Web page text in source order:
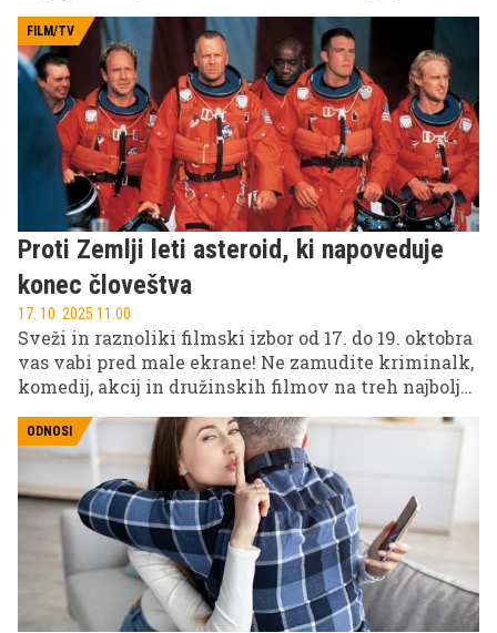
FILM/TV
Proti Zemlji leti asteroid, ki napoveduje
konec človeštva
17. 10. 2025 11.00
Sveži in raznoliki filmski izbor od 17. do 19. oktobra
vas vabi pred male ekrane! Ne zamudite kriminalk,
komedij, akcij in družinskih filmov na treh najbolj
priljubljenih slovenskih televizijskih postajah: POP
TV, Kanal A in KINO.
ODNOSI